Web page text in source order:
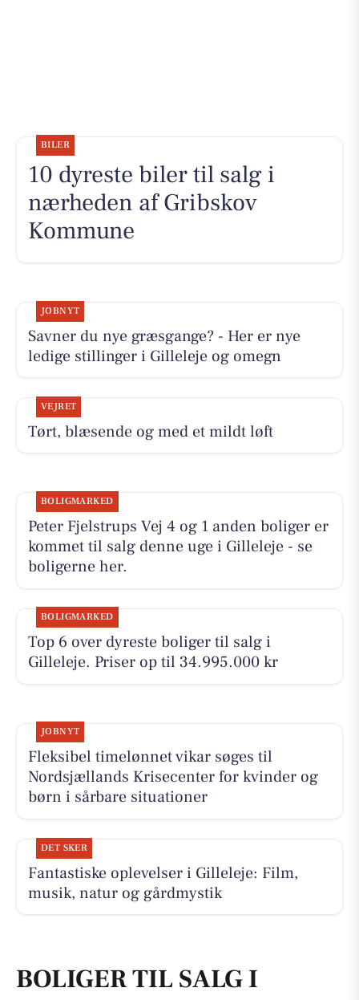
BILER
10 dyreste biler til salg i
nærheden af Gribskov
Kommune
JOBNYT
Savner du nye græsgange? - Her er nye
ledige stillinger i Gilleleje og omegn
VEJRET
Tørt, blæsende og med et mildt løft
BOLIGMARKED
Peter Fjelstrups Vej 4 og 1 anden boliger er
kommet til salg denne uge i Gilleleje - se
boligerne her.
BOLIGMARKED
Top 6 over dyreste boliger til salg i
Gilleleje. Priser op til 34.995.000 kr
JOBNYT
Fleksibel timelønnet vikar søges til
Nordsjællands Krisecenter for kvinder og
børn i sårbare situationer
DET SKER
Fantastiske oplevelser i Gilleleje: Film,
musik, natur og gårdmystik
BOLIGER TIL SALG I